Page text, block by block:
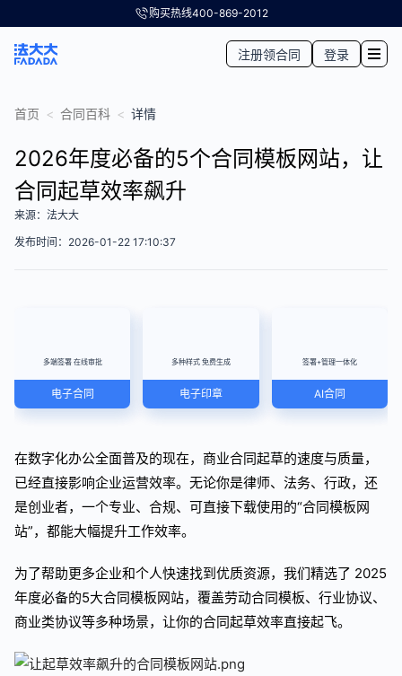
购买热线400-869-2012
注册领合同 登录
首页 < 合同百科 < 详情
2026年度必备的5个合同模板网站，让
合同起草效率飙升
来源：法大大
发布时间：2026-01-22 17:10:37
多端签署 在线审批
电子合同
多种样式 免费生成
电子印章
签署+管理一体化
AI合同
在数字化办公全面普及的现在，商业合同起草的速度与质量，
已经直接影响企业运营效率。无论你是律师、法务、行政，还
是创业者，一个专业、合规、可直接下载使用的“合同模板网
站”，都能大幅提升工作效率。
为了帮助更多企业和个人快速找到优质资源，我们精选了 2025
年度必备的5大合同模板网站，覆盖劳动合同模板、行业协议、
商业类协议等多种场景，让你的合同起草效率直接起飞。